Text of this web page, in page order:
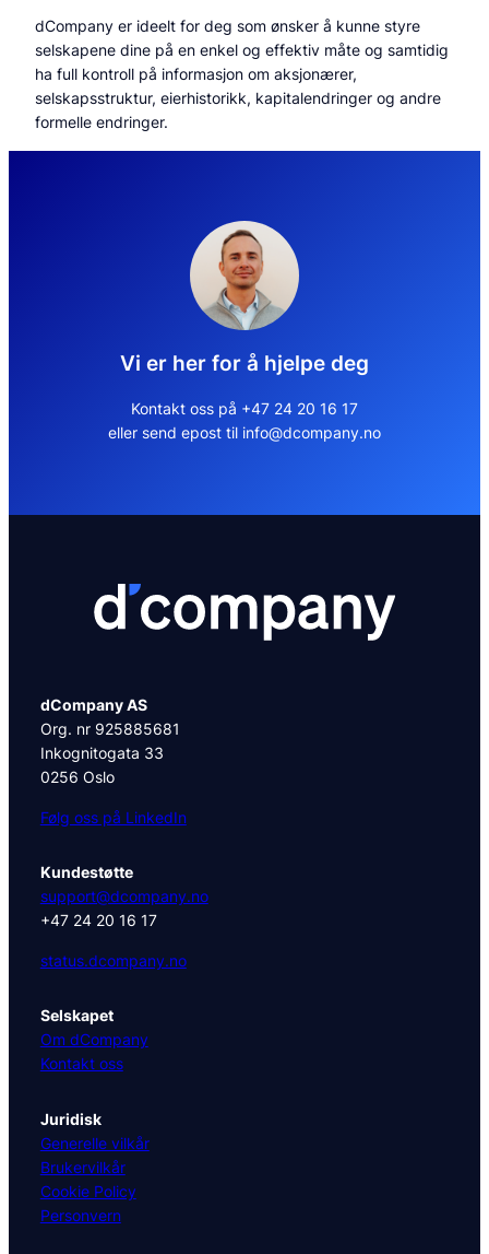
dCompany er ideelt for deg som ønsker å kunne styre
selskapene dine på en enkel og effektiv måte og samtidig
ha full kontroll på informasjon om aksjonærer,
selskapsstruktur, eierhistorikk, kapitalendringer og andre
formelle endringer.
Vi er her for å hjelpe deg
Kontakt oss på +47 24 20 16 17
eller send epost til info@dcompany.no
dCompany AS
Org. nr 925885681
Inkognitogata 33
0256 Oslo
Følg oss på LinkedIn
Kundestøtte
support@dcompany.no
+47 24 20 16 17
status.dcompany.no
Selskapet
Om dCompany
Kontakt oss
Juridisk
Generelle vilkår
Brukervilkår
Cookie Policy
Personvern